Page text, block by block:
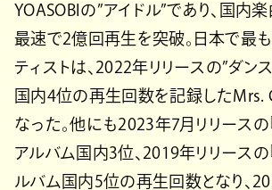
YOASOBIの”アイドル”であり、国内
最速で2億回再生を突破。日本で最
ティストは、2022年リリースの”ダン
国内4位の再生回数を記録したMrs.
なった。他にも2023年7月リリースの
アルバム国内3位、2019年リリース
ルバム国内5位の再生回数となり、